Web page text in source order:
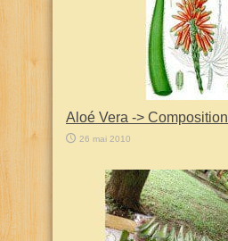
Aloé Vera -> Composition
26 mai 2010